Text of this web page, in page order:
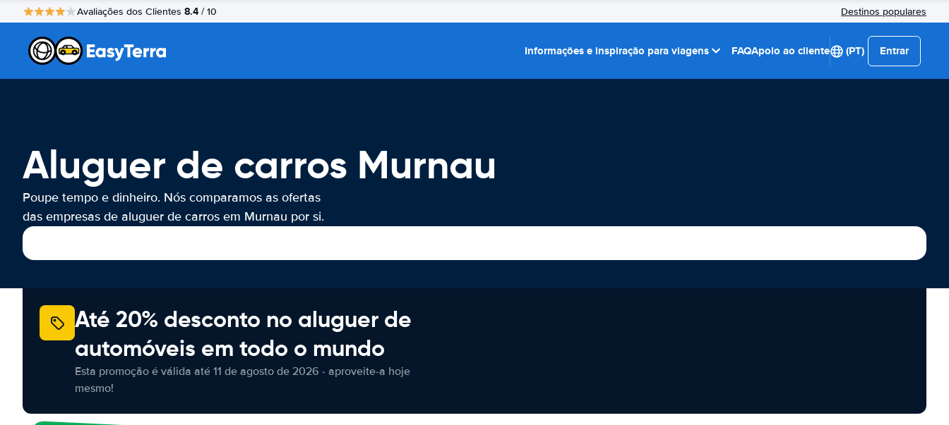
Avaliações dos Clientes 8.4 / 10 Destinos populares
Informações e inspiração para viagens FAQApoio ao cliente (PT) Entrar
Aluguer de carros Murnau
Poupe tempo e dinheiro. Nós comparamos as ofertas
das empresas de aluguer de carros em Murnau por si.
Até 20% desconto no aluguer de
automóveis em todo o mundo
Esta promoção é válida até 11 de agosto de 2026 - aproveite-a hoje
mesmo!